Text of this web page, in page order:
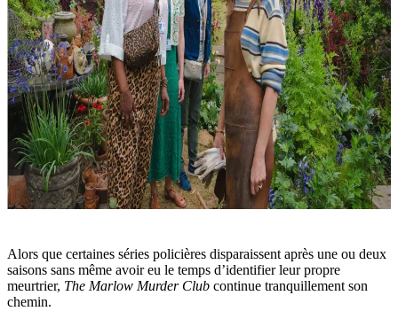
Alors que certaines séries policières disparaissent après une ou deux
saisons sans même avoir eu le temps d’identifier leur propre
meurtrier, The Marlow Murder Club continue tranquillement son
chemin.